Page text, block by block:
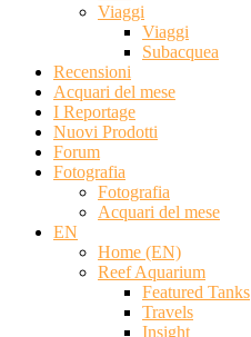
Viaggi
Viaggi
Subacquea
Recensioni
Acquari del mese
I Reportage
Nuovi Prodotti
Forum
Fotografia
Fotografia
Acquari del mese
EN
Home (EN)
Reef Aquarium
Featured Tanks
Travels
Insight